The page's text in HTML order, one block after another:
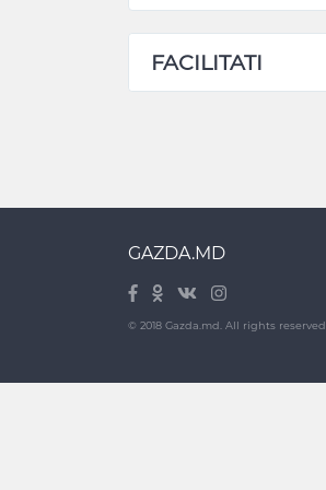
FACILITATI
GAZDA.MD
© 2018 Gazda.md. All rights reserved